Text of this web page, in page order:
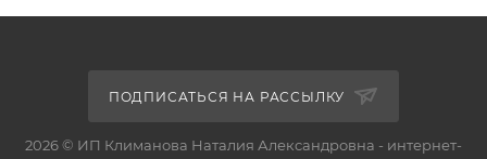
ПОДПИСАТЬСЯ НА РАССЫЛКУ
2026 © ИП Климанова Наталия Александровна - интернет-